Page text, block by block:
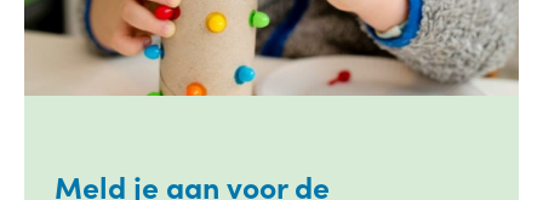
Meld je aan voor de